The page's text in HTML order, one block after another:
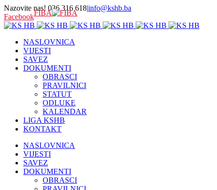
Nazovite nas! 036 316 618|info@kshb.ba
FacebookFIBA
NASLOVNICA
VIJESTI
SAVEZ
DOKUMENTI
OBRASCI
PRAVILNICI
STATUT
ODLUKE
KALENDAR
LIGA KSHB
KONTAKT
NASLOVNICA
VIJESTI
SAVEZ
DOKUMENTI
OBRASCI